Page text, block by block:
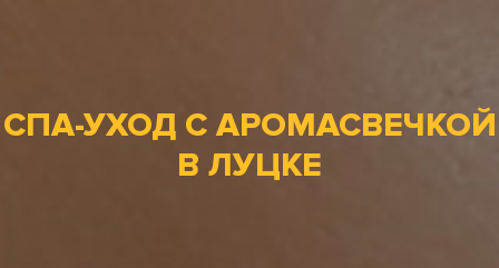
СПА-УХОД С АРОМАСВЕЧКОЙ
В ​​ЛУЦКЕ